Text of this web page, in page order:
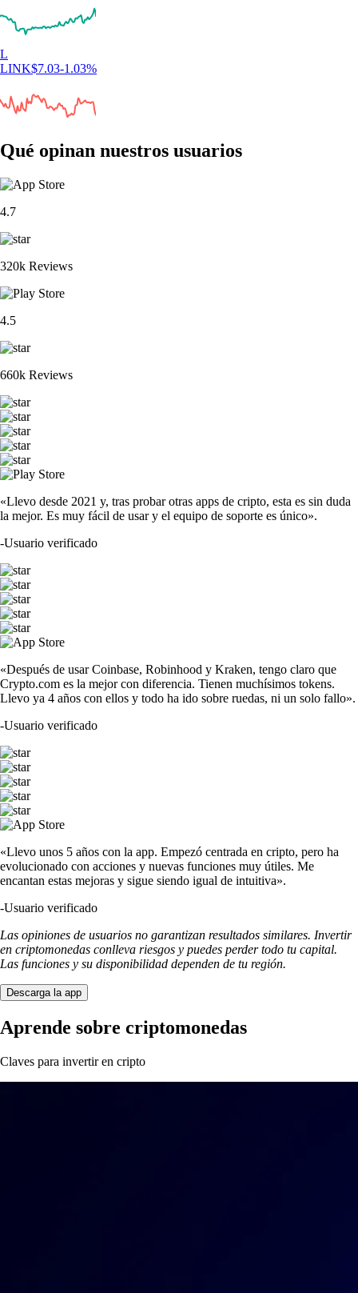
L
LINK$7.03-1.03%
Qué opinan nuestros usuarios
4.7
320k Reviews
4.5
660k Reviews
«Llevo desde 2021 y, tras probar otras apps de cripto, esta es sin duda
la mejor. Es muy fácil de usar y el equipo de soporte es único».
-Usuario verificado
«Después de usar Coinbase, Robinhood y Kraken, tengo claro que
Crypto.com es la mejor con diferencia. Tienen muchísimos tokens.
Llevo ya 4 años con ellos y todo ha ido sobre ruedas, ni un solo fallo».
-Usuario verificado
«Llevo unos 5 años con la app. Empezó centrada en cripto, pero ha
evolucionado con acciones y nuevas funciones muy útiles. Me
encantan estas mejoras y sigue siendo igual de intuitiva».
-Usuario verificado
Las opiniones de usuarios no garantizan resultados similares. Invertir
en criptomonedas conlleva riesgos y puedes perder todo tu capital.
Las funciones y su disponibilidad dependen de tu región.
Descarga la app
Aprende sobre criptomonedas
Claves para invertir en cripto